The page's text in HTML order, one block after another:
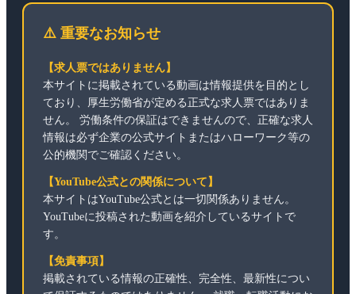
⚠️ 重要なお知らせ
【求人票ではありません】
本サイトに掲載されている動画は情報提供を目的とし
ており、厚生労働省が定める正式な求人票ではありま
せん。 労働条件の保証はできませんので、正確な求人
情報は必ず企業の公式サイトまたはハローワーク等の
公的機関でご確認ください。
【YouTube公式との関係について】
本サイトはYouTube公式とは一切関係ありません。
YouTubeに投稿された動画を紹介しているサイトで
す。
【免責事項】
掲載されている情報の正確性、完全性、最新性につい